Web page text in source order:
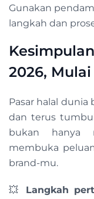
Gunakan
langkah dan
2026,
Pasar halal dunia
dan terus
bukan hanya
membuka
brand-mu.
💥 Langkah